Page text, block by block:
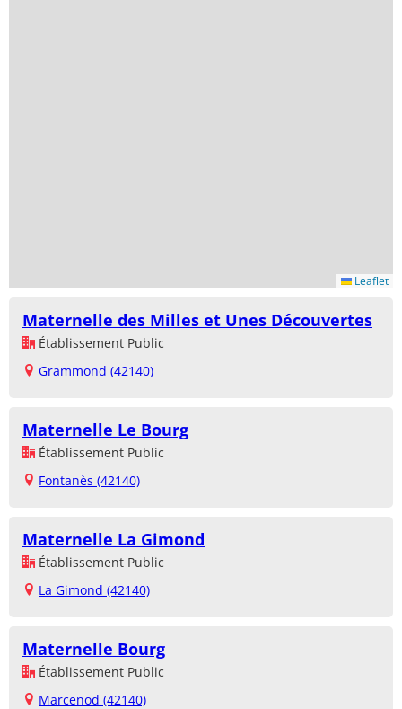
Leaflet
Maternelle des Milles et Unes Découvertes
Établissement Public
Grammond (42140)
Maternelle Le Bourg
Établissement Public
Fontanès (42140)
Maternelle La Gimond
Établissement Public
La Gimond (42140)
Maternelle Bourg
Établissement Public
Marcenod (42140)